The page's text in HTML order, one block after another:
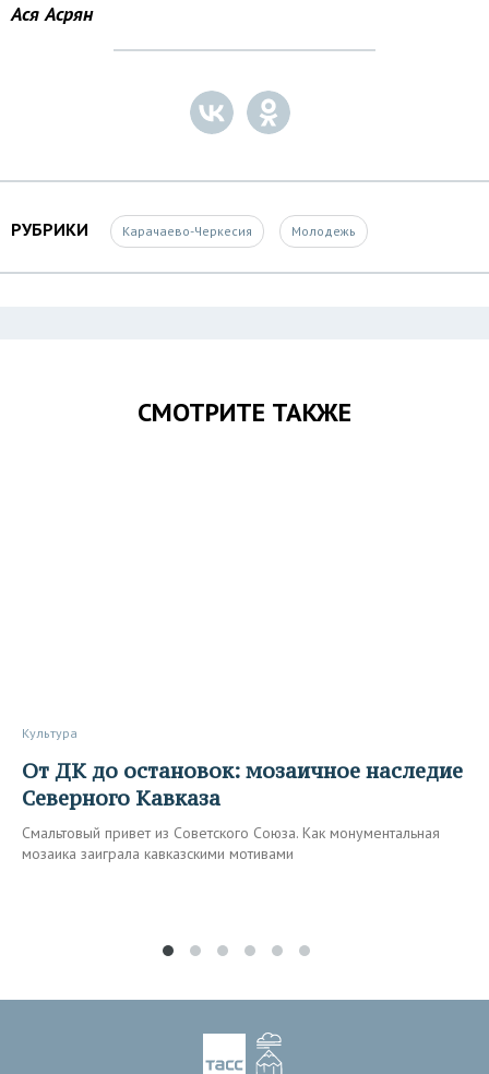
Ася Асрян
РУБРИКИ Карачаево-Черкесия Молодежь
СМОТРИТЕ ТАКЖЕ
Культура
От ДК до остановок: мозаичное наследие
Северного Кавказа
Смальтовый привет из Советского Союза. Как монументальная
мозаика заиграла кавказскими мотивами